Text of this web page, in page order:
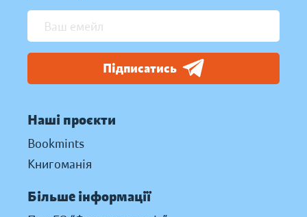
Підписатись
Наші проєкти
Bookmints
Книгоманія
Більше інформації